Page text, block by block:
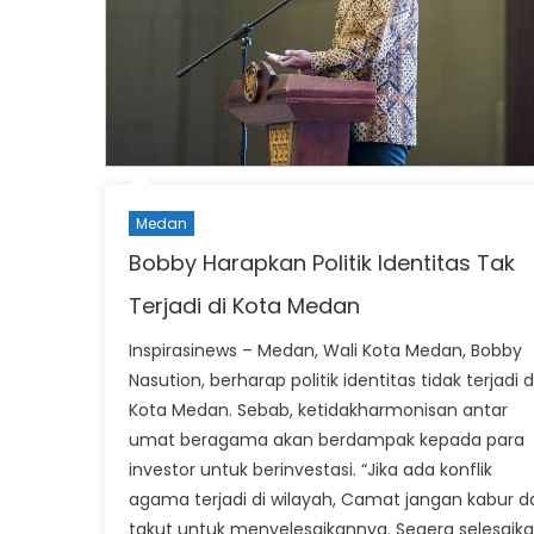
Medan
Bobby Harapkan Politik Identitas Tak
Terjadi di Kota Medan
Inspirasinews – Medan, Wali Kota Medan, Bobby
Nasution, berharap politik identitas tidak terjadi
Kota Medan. Sebab, ketidakharmonisan antar
umat beragama akan berdampak kepada para
investor untuk berinvestasi. “Jika ada konflik
agama terjadi di wilayah, Camat jangan kabur
takut untuk menyelesaikannya. Segera